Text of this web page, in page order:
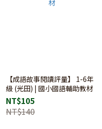
【成語故事閱讀評量】 1-6年
級 (光田) | 國小國語輔助教材
NT$105
NT$140